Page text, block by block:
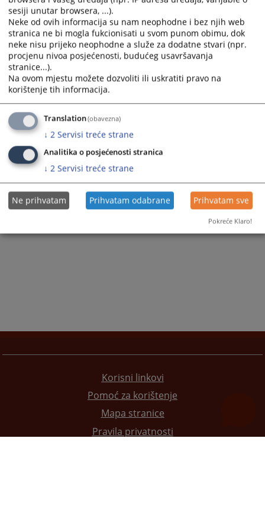
Korisni linkovi
Pomoć za korištenje
Mapa stranice
Pravila privatnosti
sesiji unutar browsera, ...).
Neke od ovih informacija su nam neophodne i bez njih web
stranica ne bi mogla fukcionisati u svom punom obimu, dok
neke nisu prijeko neophodne a služe za dodatne stvari (npr.
procjenu nivoa posjećenosti, budućeg usavršavanja
stranice...).
Na ovom mjestu možete dozvoliti ili uskratiti pravo na
korištenje tih informacija.
Translation(obavezna)
↓ 2 Servisi treće strane
Analitika o posjećenosti stranica
↓ 2 Servisi treće strane
Ne prihvatam Prihvatam odabrane Prihvatam sve
Pokreće Klaro!